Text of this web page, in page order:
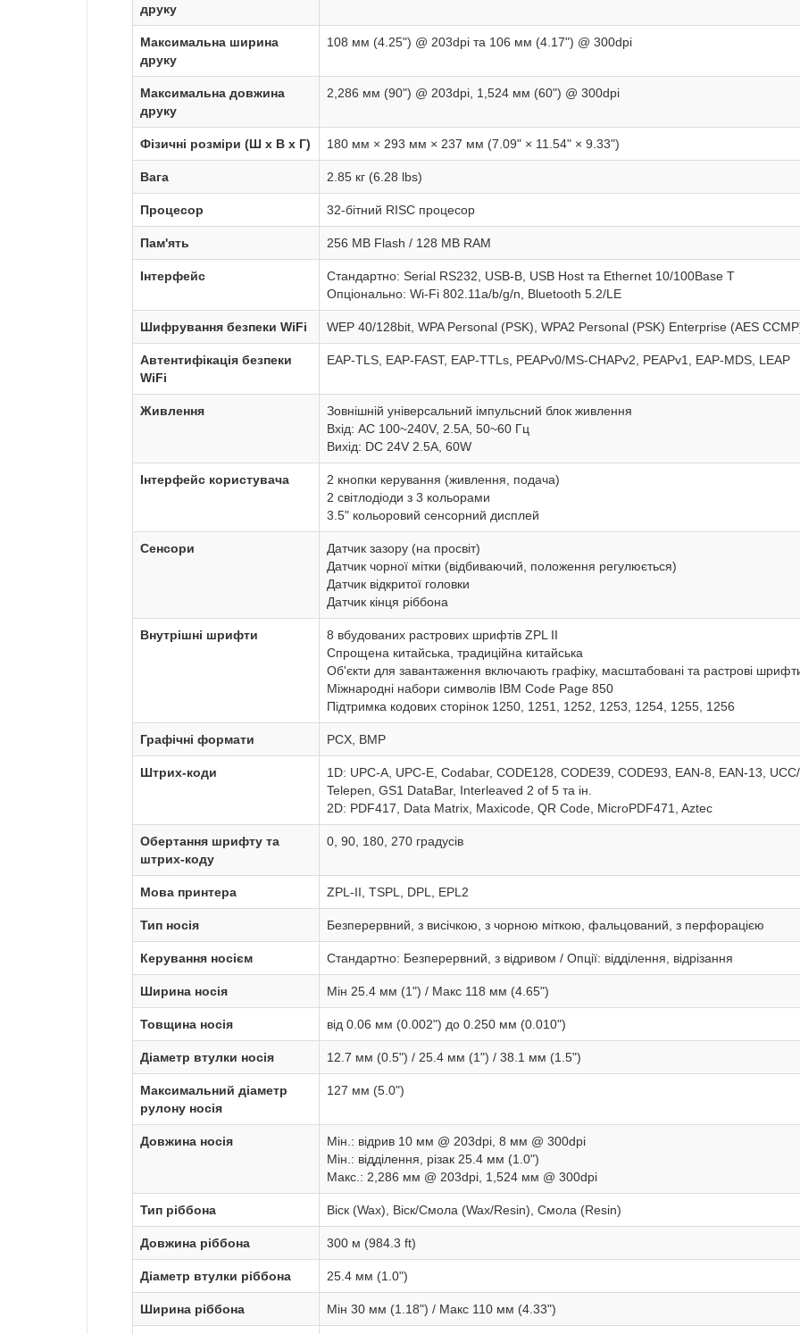
друку
Максимальна ширина
друку
108 мм (4.25") @ 203dpi та 106 мм (4.17") @ 300dpi
Максимальна довжина
друку
2,286 мм (90") @ 203dpi, 1,524 мм (60") @ 300dpi
Фізичні розміри (Ш x В x Г) 180 мм × 293 мм × 237 мм (7.09" × 11.54" × 9.33")
Вага 2.85 кг (6.28 lbs)
Процесор 32-бітний RISC процесор
Пам'ять 256 MB Flash / 128 MB RAM
Інтерфейс
Стандартно: Serial RS232, USB-B, USB Host та Ethernet 10/100Base T
Опціонально: Wi-Fi 802.11a/b/g/n, Bluetooth 5.2/LE
Шифрування безпеки WiFi WEP 40/128bit, WPA Personal (PSK), WPA2 Personal (PSK) Enterprise (AES
Автентифікація безпеки
WiFi
EAP-TLS, EAP-FAST, EAP-TTLs, PEAPv0/MS-CHAPv2, PEAPv1, EAP-MDS, LEAP
Живлення
Зовнішній універсальний імпульсний блок живлення
Вхід: AC 100~240V, 2.5A, 50~60 Гц
Вихід: DC 24V 2.5A, 60W
Інтерфейс користувача
2 кнопки керування (живлення, подача)
2 світлодіоди з 3 кольорами
3.5" кольоровий сенсорний дисплей
Сенсори
Датчик зазору (на просвіт)
Датчик чорної мітки (відбиваючий, положення регулюється)
Датчик відкритої головки
Датчик кінця ріббона
Внутрішні шрифти
8 вбудованих растрових шрифтів ZPL II
Спрощена китайська, традиційна китайська
Об'єкти для завантаження включають графіку, масштабовані та растрові
Міжнародні набори символів IBM Code Page 850
Підтримка кодових сторінок 1250, 1251, 1252, 1253, 1254, 1255, 1256
Графічні формати PCX, BMP
Штрих-коди
1D: UPC-A, UPC-E, Codabar, CODE128, CODE39, CODE93, EAN-8, EAN-13,
Telepen, GS1 DataBar, Interleaved 2 of 5 та ін.
2D: PDF417, Data Matrix, Maxicode, QR Code, MicroPDF471, Aztec
Обертання шрифту та
штрих-коду
0, 90, 180, 270 градусів
Мова принтера ZPL-II, TSPL, DPL, EPL2
Тип носія Безперервний, з висічкою, з чорною міткою, фальцований, з перфорацією
Керування носієм Стандартно: Безперервний, з відривом / Опції: відділення, відрізання
Ширина носія Мін 25.4 мм (1") / Макс 118 мм (4.65")
Товщина носія від 0.06 мм (0.002") до 0.250 мм (0.010")
Діаметр втулки носія 12.7 мм (0.5") / 25.4 мм (1") / 38.1 мм (1.5")
Максимальний діаметр
рулону носія
127 мм (5.0")
Довжина носія
Мін.: відрив 10 мм @ 203dpi, 8 мм @ 300dpi
Мін.: відділення, різак 25.4 мм (1.0")
Макс.: 2,286 мм @ 203dpi, 1,524 мм @ 300dpi
Тип ріббона Віск (Wax), Віск/Смола (Wax/Resin), Смола (Resin)
Довжина ріббона 300 м (984.3 ft)
Діаметр втулки ріббона 25.4 мм (1.0")
Ширина ріббона Мін 30 мм (1.18") / Макс 110 мм (4.33")